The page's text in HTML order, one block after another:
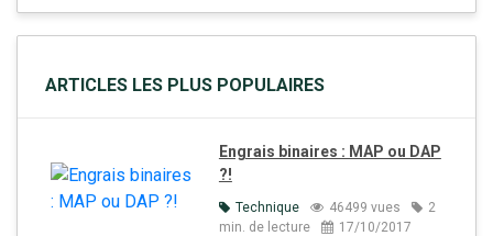
ARTICLES LES PLUS POPULAIRES
Engrais binaires : MAP ou DAP
?!
Technique 46499 vues
2
min. de lecture
17/10/2017